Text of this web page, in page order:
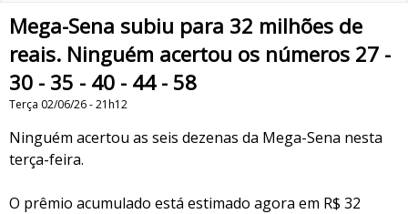
Mega-Sena subiu para 32 milhões de
reais. Ninguém acertou os números 27 -
30 - 35 - 40 - 44 - 58
Terça 02/06/26 - 21h12
Ninguém acertou as seis dezenas da Mega-Sena nesta
terça-feira.
O prêmio acumulado está estimado agora em R$ 32